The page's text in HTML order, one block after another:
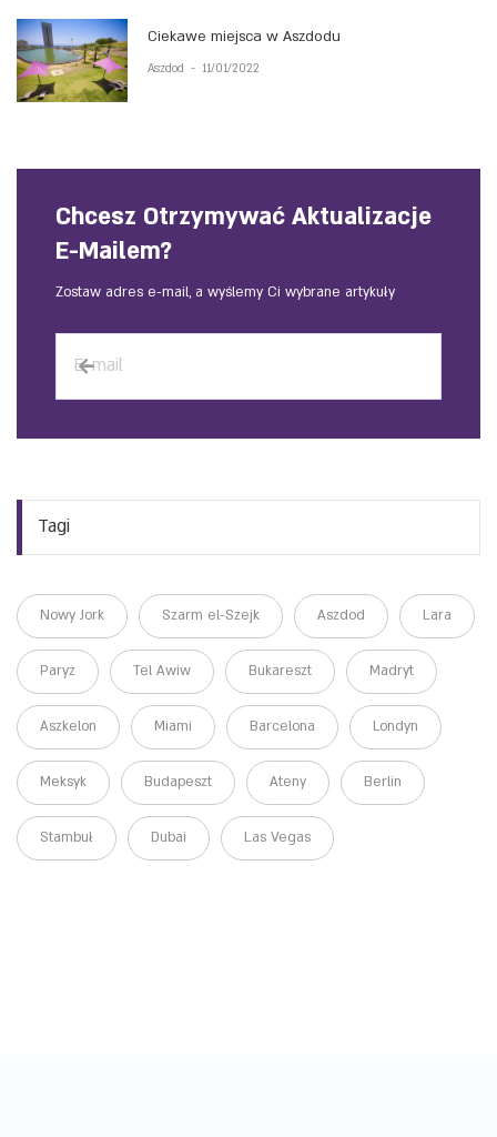
Ciekawe miejsca w Aszdodu
Aszdod - 11/01/2022
Chcesz Otrzymywać Aktualizacje
E-Mailem?
Zostaw adres e-mail, a wyślemy Ci wybrane artykuły
Tagi
Nowy Jork Szarm el-Szejk Aszdod Lara
Paryż Tel Awiw Bukareszt Madryt
Aszkelon Miami Barcelona Londyn
Meksyk Budapeszt Ateny Berlin
Stambuł Dubai Las Vegas